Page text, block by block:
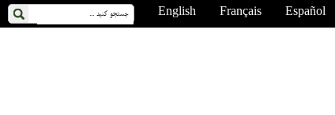
English Français Español